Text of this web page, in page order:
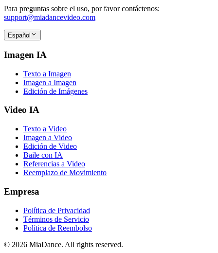
Para preguntas sobre el uso, por favor contáctenos:
support@miadancevideo.com
Español
Imagen IA
Texto a Imagen
Imagen a Imagen
Edición de Imágenes
Video IA
Texto a Video
Imagen a Video
Edición de Video
Baile con IA
Referencias a Video
Reemplazo de Movimiento
Empresa
Política de Privacidad
Términos de Servicio
Política de Reembolso
© 2026 MiaDance. All rights reserved.